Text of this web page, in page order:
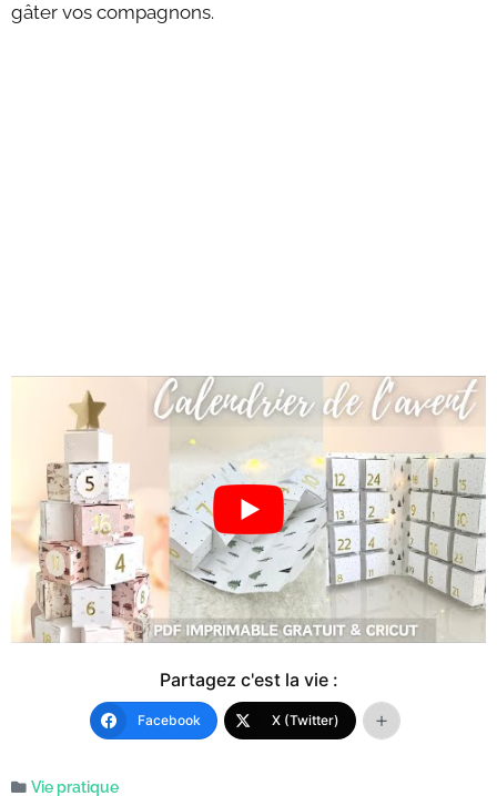
gâter vos compagnons.
Partagez c'est la vie :
Facebook X (Twitter)
Vie pratique